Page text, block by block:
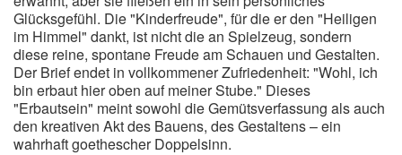
Glücksgefühl. Die "Kinderfreude", für die er den "Heiligen
im Himmel" dankt, ist nicht die an Spielzeug, sondern
diese reine, spontane Freude am Schauen und Gestalten.
Der Brief endet in vollkommener Zufriedenheit: "Wohl, ich
bin erbaut hier oben auf meiner Stube." Dieses
"Erbautsein" meint sowohl die Gemütsverfassung als auch
den kreativen Akt des Bauens, des Gestaltens – ein
wahrhaft goethescher Doppelsinn.